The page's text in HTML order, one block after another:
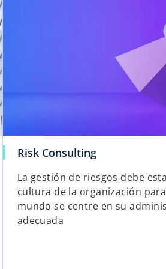
Risk Consulting
La gestión de riesgos debe
cultura de la organización
mundo se centre en su
adecuada